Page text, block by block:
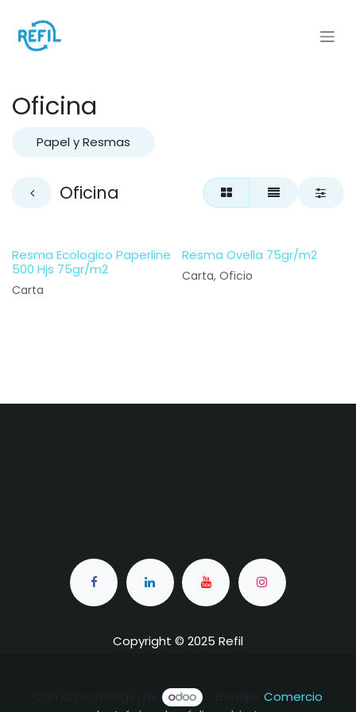
Oficina
Papel y Resmas
Oficina
Resma Ecologico Paperline
500 Hjs 75gr/m2
Carta
Resma Ovella 75gr/m2
Carta, Oficio
Copyright © 2025 Refil
- El mejorComercio